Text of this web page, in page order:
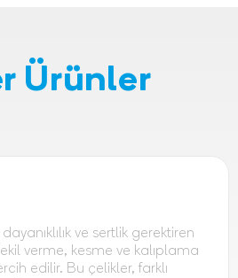
Ürünler
dayanıklılık ve sertlik gerektiren
verme, kesme ve kalıplama
edilir. Bu çelikler, farklı